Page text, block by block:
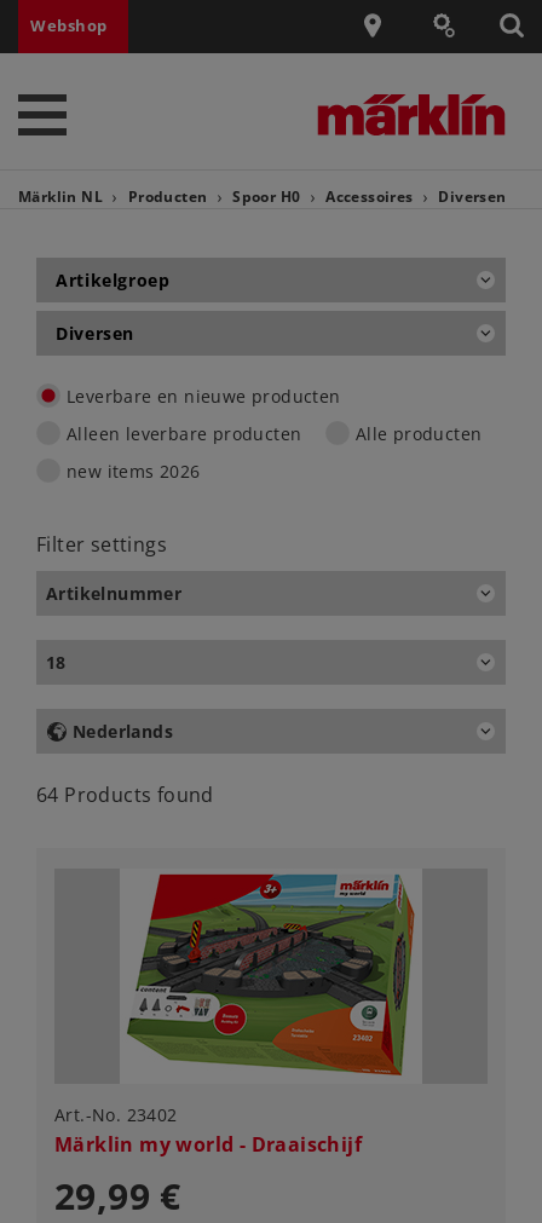
Webshop
Märklin NL Producten Spoor H0 Accessoires Diversen
Artikelgroep
Diversen
Leverbare en nieuwe producten
Alleen leverbare producten
Alle producten
new items 2026
Filter settings
Artikelnummer
18
Nederlands
64 Products found
Art.-No. 23402
Märklin my world - Draaischijf
29,99 €